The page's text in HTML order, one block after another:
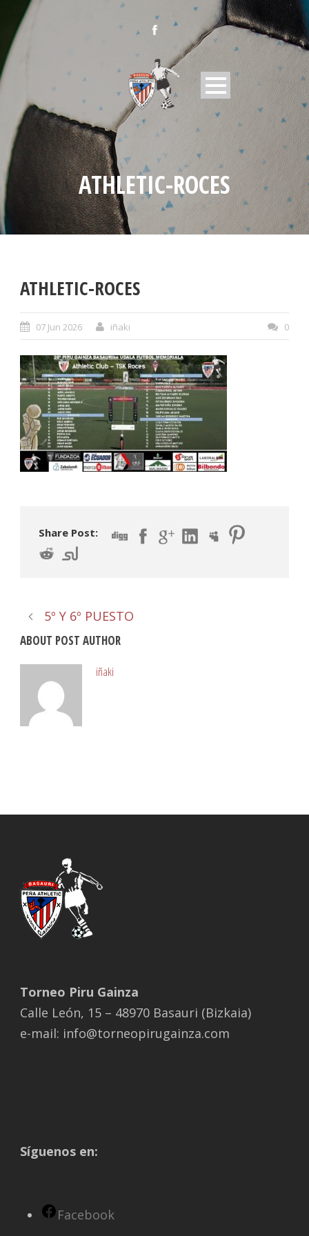
ATHLETIC-ROCES
ATHLETIC-ROCES
07 Jun 2026 iñaki 0
Share Post:
5º Y 6º PUESTO
ABOUT POST AUTHOR
iñaki
Torneo Piru Gainza
Calle León, 15 – 48970 Basauri (Bizkaia)
e-mail: info@torneopirugainza.com
Síguenos en:
Facebook